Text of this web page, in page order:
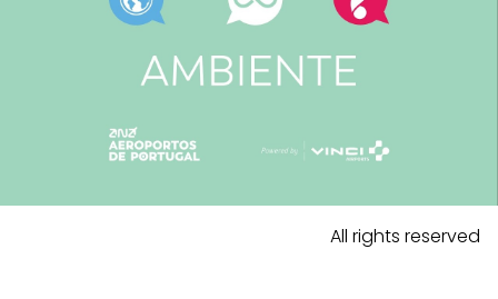
All rights reserved